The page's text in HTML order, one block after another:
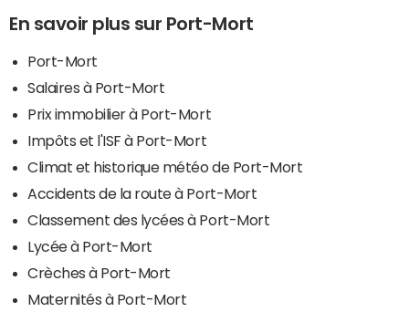
En savoir plus sur Port-Mort
Port-Mort
Salaires à Port-Mort
Prix immobilier à Port-Mort
Impôts et l'ISF à Port-Mort
Climat et historique météo de Port-Mort
Accidents de la route à Port-Mort
Classement des lycées à Port-Mort
Lycée à Port-Mort
Crèches à Port-Mort
Maternités à Port-Mort